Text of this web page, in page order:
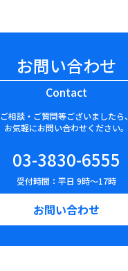
お問い合わせ
Contact
ご相談・ご質問等ございましたら、
お気軽にお問い合わせください。
03-3830-6555
受付時間：平日 9時〜17時
お問い合わせ